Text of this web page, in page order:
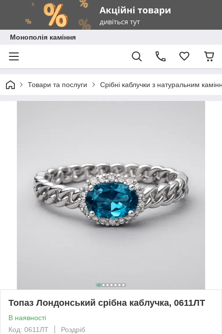
Монополія каміння
Товари та послуги Срібні каблучки з натуральним
Топаз Лондонський срібна каблучка, 0611ЛТ
В наявності
Код: 0611ЛТ
Роздріб